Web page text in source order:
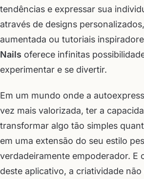
tendências e expressar sua
através de designs
aumentada ou tutoriais
Nails oferece infinitas
experimentar e se divertir.
Em um mundo onde a
vez mais valorizada, ter a
transformar algo tão simples
em uma extensão do seu estilo
verdadeiramente empoderador. E
deste aplicativo, a criatividade